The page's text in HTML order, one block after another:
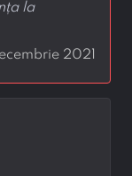
la
2021